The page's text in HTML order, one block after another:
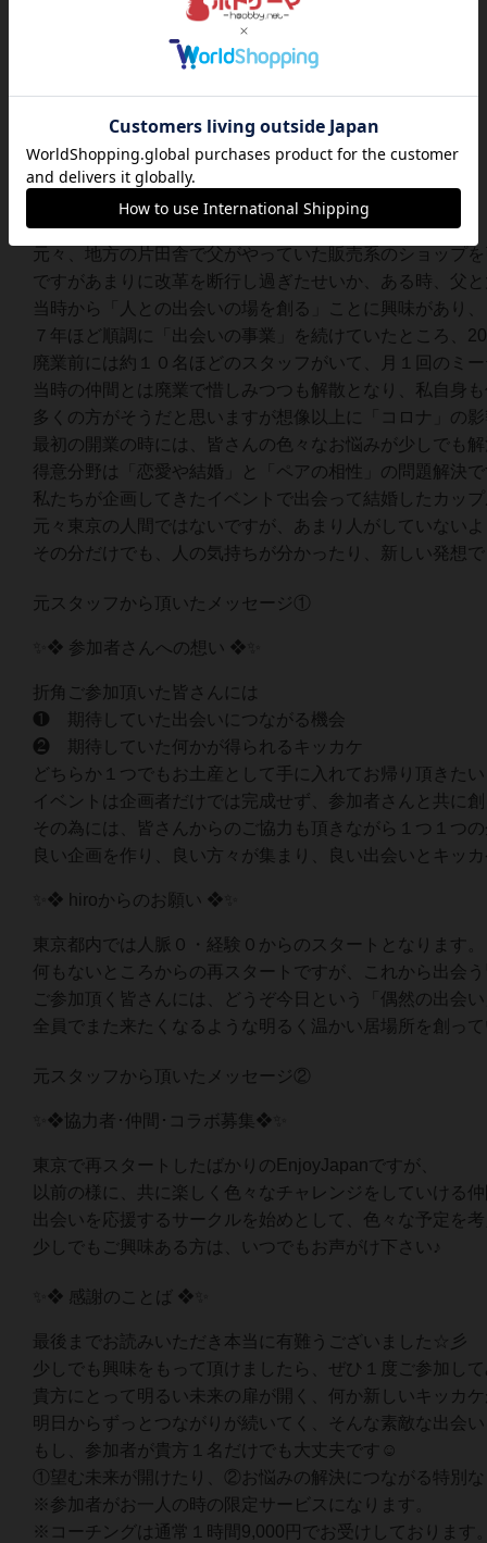
❸ 人の嫌がる行為をする方
＿＿＿＿＿＿＿＿＿＿＿＿＿＿＿＿＿＿
・・・・・・主催者について・・・・・・
￣￣￣￣￣￣￣￣￣￣￣￣￣￣￣￣￣￣
✨❖ hiroってどんな人？ ❖✨
元々、地方の片田舎で父がやっていた販売系のショップ
ですがあまりに改革を断行し過ぎたせいか、ある時、父
当時から「人との出会いの場を創る」ことに興味があり
７年ほど順調に「出会いの事業」を続けていたところ、
廃業前には約１０名ほどのスタッフがいて、月１回のミ
当時の仲間とは廃業で惜しみつつも解散となり、私自身
多くの方がそうだと思いますが想像以上に「コロナ」の
最初の開業の時には、皆さんの色々なお悩みが少しでも
得意分野は「恋愛や結婚」と「ペアの相性」の問題解決
私たちが企画してきたイベントで出会って結婚したカッ
元々東京の人間ではないですが、あまり人がしていない
その分だけでも、人の気持ちが分かったり、新しい発想
元スタッフから頂いたメッセージ①
✨❖ 参加者さんへの想い ❖✨
折角ご参加頂いた皆さんには
❶ 期待していた出会いにつながる機会
❷ 期待していた何かが得られるキッカケ
どちらか１つでもお土産として手に入れてお帰り頂きた
イベントは企画者だけでは完成せず、参加者さんと共に
その為には、皆さんからのご協力も頂きながら１つ１つ
良い企画を作り、良い方々が集まり、良い出会いとキッ
✨❖ hiroからのお願い ❖✨
東京都内では人脈０・経験０からのスタートとなります。
何もないところからの再スタートですが、これから出会
ご参加頂く皆さんには、どうぞ今日という「偶然の出会
全員でまた来たくなるような明るく温かい居場所を創っ
元スタッフから頂いたメッセージ②
✨❖協力者･仲間･コラボ募集❖✨
東京で再スタートしたばかりのEnjoyJapanですが、
以前の様に、共に楽しく色々なチャレンジをしていける
出会いを応援するサークルを始めとして、色々な予定を
少しでもご興味ある方は、いつでもお声がけ下さい♪
✨❖ 感謝のことば ❖✨
最後までお読みいただき本当に有難うございました☆彡
少しでも興味をもって頂けましたら、ぜひ１度ご参加し
貴方にとって明るい未来の扉が開く、何か新しいキッ
明日からずっとつながりが続いてく、そんな素敵な出会
もし、参加者が貴方１名だけでも大丈夫です☺
①望む未来が開けたり、②お悩みの解決につながる特別
※参加者がお一人の時の限定サービスになります。
※コーチングは通常１時間9,000円でお受けしております